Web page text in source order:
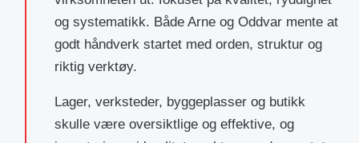
og systematikk. Både Arne og Oddvar mente at
godt håndverk startet med orden, struktur og
riktig verktøy.
Lager, verksteder, byggeplasser og butikk
skulle være oversiktlige og effektive, og